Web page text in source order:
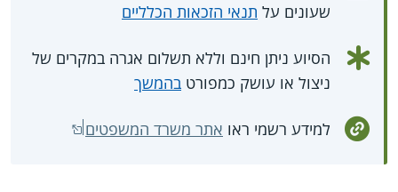
שעונים על תנאי הזכאות הכלליים
הסיוע ניתן חינם וללא תשלום אגרה במקרים של
ניצול או עושק כמפורט בהמשך
למידע רשמי ראו אתר משרד המשפטים